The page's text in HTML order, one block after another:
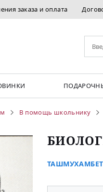
заказа и оплата
В помощь школьнику